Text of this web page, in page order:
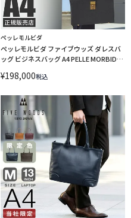
ペッレモルビダ
ペッレモルビダ ファイブウッズ ダレスバ
ッグ ビジネスバッグ A4 PELLE MORBIDA
¥198,000税込